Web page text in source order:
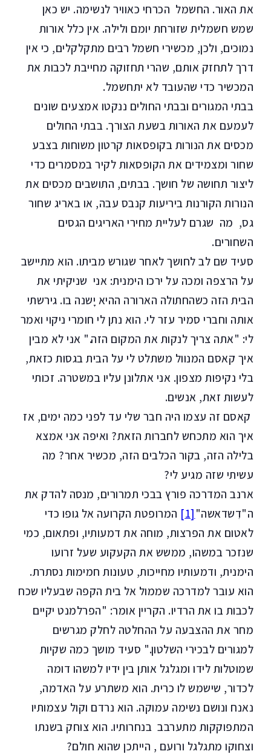
את האור. החשמל הכרחי כאוויר לנשימה. יש כאן
שמש חשמלית שזורחת יומם ולילה. אין כלל אורות
נמוכים, ולכן, מכשירי חשמל רבים מתקלקלים, כי אין
דרך לתחזק אותם, שהרי תחזוקה מחייבת לכבות את
המכשיר כדי שהעובד לא יתחשמל.
בבתי המגורים ובבתי החולים ננקטו אמצעים שונים
לעמעם את האורות בשעת הצורך. בבתי החולים
מכסים את הנורות בקופסאות קרטון משוחות בצבע
שחור ומצמידים את הקופסאות לקיר במסמרים כדי
ליצור תחושה של חושך. בבתים, התושבים מכסים את
הנורות הקורנות ביריעות קנבס עבה, או באריג שחור
גס, מה שגרם לעליית מחירי האריגים הגסים
השחורים.
סעיד שם לב לחושך לאחר שגורש מביתו. הוא מתיישב
על הרצפה ומכה על ירכו הימנית: אני שניקיתי את
הבית הזה כשהחתולה הארורה ההיא יָשנה בו. גירשתי
אותה וחברי סמיר עזר לי. הוא נתן לי חומרי ניקוי ואמר
לי: "אתה צריך לנקות את המקום הזה." אני לא מבין
איך קאסם המנוול משתלט לי על הבית בגסות כזאת,
בלי נקיפות מצפון. אני אתלונן עליו במשטרה. זכותי
לעשות זאת, אנשים.
קאסם זה עצמו היה חבר שלי עד לפני כמה ימים, אז
איך הוא מתכחש לחברות הזאת? ואיפה אני אמצא
בלילה הזה, בקור הכלבים הזה, מכשיר אחר? מה
עשיתי שזה מגיע לי?
ארנב המדרכה פורץ בבכי תמרורים, מנסה להדק את
ה"דִשדאשה"[1]
המרופטת הקרועה אל גופו כדי
לאטום את הפרצות, מוחה את דמעותיו, ופתאום, כמי
שנזכר במשהו, ממשש את הקעקוע שעל זרועו
הימנית, ודמעותיו מחייכות, טעונות חמימות נסתרת.
הוא עובר למדרכה שממול אל בית הקפה שבעליו שכח
לכבות בו את הרדיו. הקריין אומר: "הפרלמנט יקיים
מחר את ההצבעה על ההחלטה לחלק מגרשים
למגורים לבכירי השלטון." סעיד מושך כמה שקיות
שמוטלות לידו ומגלגל אותן בין ידיו למשהו דומה
לכדור, שישמש לו כרית. הוא משתרע על האדמה,
נאנח ונושם נשימה עמוקה. הוא נרדם וקול עצמותיו
המתפוקקות מתערבב בנחרותיו. הוא צוחק בשנתו
וצחוקו מתגלגל ורועם , הייתכן שהוא חולם?